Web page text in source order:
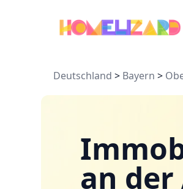
Deutschland > Bayern >
an der